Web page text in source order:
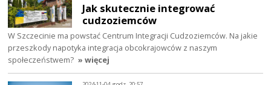
Jak skutecznie integrować
cudzoziemców
W Szczecinie ma powstać Centrum Integracji Cudzoziemców. Na jakie
przeszkody napotyka integracja obcokrajowców z naszym
społeczeństwem? » więcej